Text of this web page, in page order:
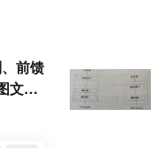
前馈
文解